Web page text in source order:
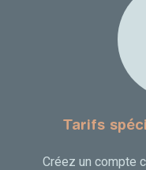
Tarifs
Créez un compte